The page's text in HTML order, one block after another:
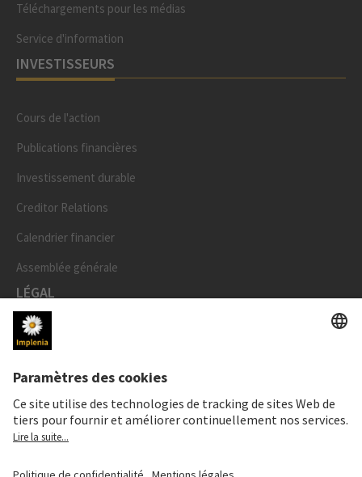
Téléchargements pour les médias
Service d'information
INVESTISSEURS
Cours de l'action
Publications financières
Investissement durable
Creditor Relations
Calendrier financier
Assemblée générale
LÉGAL
Mentions légales
Données personnelles
Déclaration cookies et social media
Paramètres de confidentialité